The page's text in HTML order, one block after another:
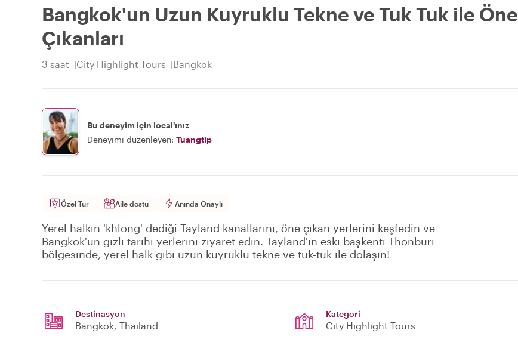
Bangkok'un Uzun Kuyruklu Tekne ve Tuk Tuk ile Öne
Çıkanları
3 saat City Highlight Tours Bangkok
Bu deneyim için local'ınız
Deneyimi düzenleyen: Tuangtip
Özel Tur Aile dostu Anında Onaylı
Yerel halkın 'khlong' dediği Tayland kanallarını, öne çıkan yerlerini keşfedin ve
Bangkok'un gizli tarihi yerlerini ziyaret edin. Tayland'ın eski başkenti Thonburi
bölgesinde, yerel halk gibi uzun kuyruklu tekne ve tuk-tuk ile dolaşın!
Destinasyon
Bangkok, Thailand
Kategori
City Highlight Tours